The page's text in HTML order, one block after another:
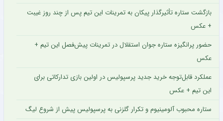
بازگشت ستاره تأثیرگذار پیکان به تمرینات این تیم پس از چند روز غیبت
+ عکس
حضور پرانگیزه ستاره جوان استقلال در تمرینات پیش‌فصل این تیم +
عکس
عملکرد قابل‌توجه خرید جدید پرسپولیس در اولین بازی تدارکاتی برای
این تیم + عکس
ستاره محبوب آلومینیوم و تکرار گلزنی به پرسپولیس پیش از شروع لیگ